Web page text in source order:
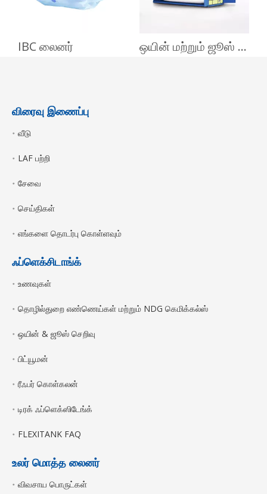
IBC லைனர் ஒயின் மற்றும் ஜூஸ் செறிவூட்டலுக்கான ஃப்ளெக்ஸிடேங்க்
விரைவு இணைப்பு
வீடு
LAF பற்றி
சேவை
செய்திகள்
எங்களை தொடர்பு கொள்ளவும்
ஃப்ளெக்சிடாங்க்
உணவுகள்
தொழில்துறை எண்ணெய்கள் மற்றும் NDG கெமிக்கல்ஸ்
ஒயின் & ஜூஸ் செறிவு
பிட்யூமன்
ரீஃபர் கொள்கலன்
டிரக் ஃப்ளெக்ஸிடேங்க்
FLEXITANK FAQ
உலர் மொத்த லைனர்
விவசாய பொருட்கள்